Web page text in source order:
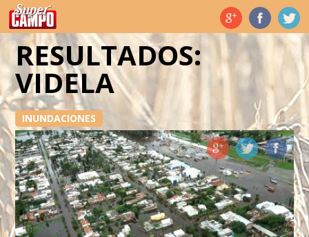
Temas de hoy
RESULTADOS:
VIDELA
INUNDACIONES